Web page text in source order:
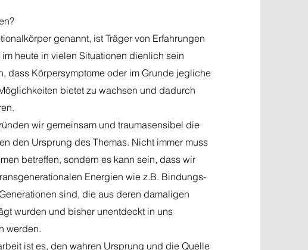
genannt, ist Träger von Erfahrungen
heute in vielen Situationen dienlich sein
dass Körpersymptome oder im Grunde jegliche
bietet zu wachsen und dadurch
wir gemeinsam und traumasensibel die
den Ursprung des Themas. Nicht immer muss
betreffen, sondern es kann sein, dass wir
Energien wie z.B. Bindungs-
sind, die aus deren damaligen
wurden und bisher unentdeckt in uns
werden.
ist es, den wahren Ursprung und die Quelle